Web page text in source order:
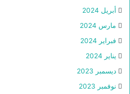
أبريل 2024
مارس 2024
فبراير 2024
يناير 2024
ديسمبر 2023
نوفمبر 2023